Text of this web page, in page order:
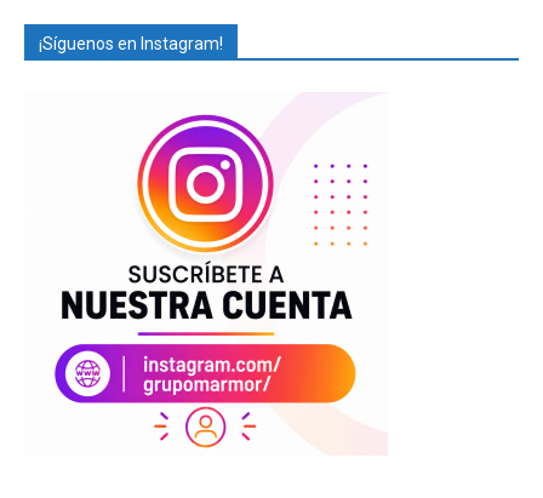
¡Síguenos en Instagram!